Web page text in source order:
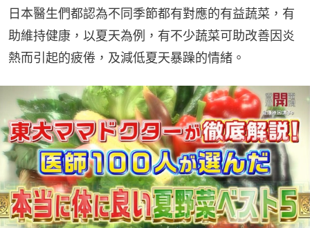
日本醫生們都認為不同季節都有對應的有益蔬菜，有
助維持健康，以夏天為例，有不少蔬菜可助改善因炎
熱而引起的疲倦，及減低夏天暴躁的情緒。